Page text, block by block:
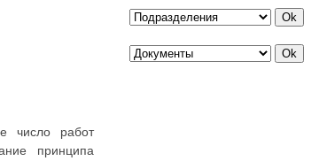
число работ
принципа